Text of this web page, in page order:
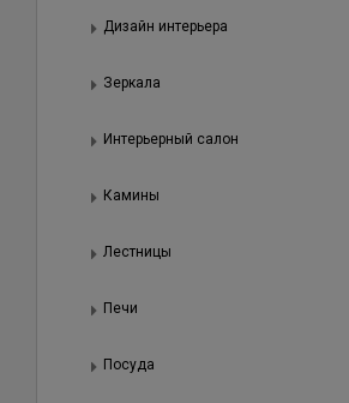
Дизайн интерьера
Зеркала
Интерьерный салон
Камины
Лестницы
Печи
Посуда